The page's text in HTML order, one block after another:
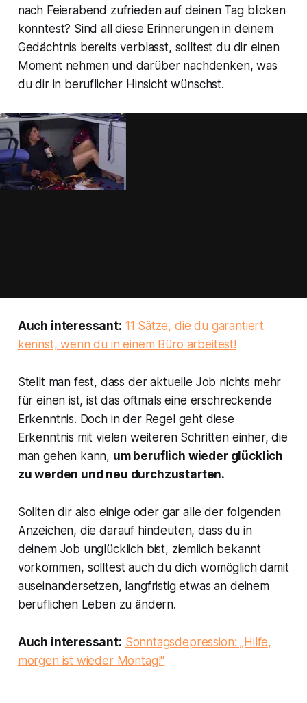
nach Feierabend zufrieden auf deinen Tag blicken
konntest? Sind all diese Erinnerungen in deinem
Gedächtnis bereits verblasst, solltest du dir einen
Moment nehmen und darüber nachdenken, was
du dir in beruflicher Hinsicht wünschst.
Auch interessant: 11 Sätze, die du garantiert
kennst, wenn du in einem Büro arbeitest!
Stellt man fest, dass der aktuelle Job nichts mehr
für einen ist, ist das oftmals eine erschreckende
Erkenntnis. Doch in der Regel geht diese
Erkenntnis mit vielen weiteren Schritten einher, die
man gehen kann, um beruflich wieder glücklich
zu werden und neu durchzustarten.
Sollten dir also einige oder gar alle der folgenden
Anzeichen, die darauf hindeuten, dass du in
deinem Job unglücklich bist, ziemlich bekannt
vorkommen, solltest auch du dich womöglich damit
auseinandersetzen, langfristig etwas an deinem
beruflichen Leben zu ändern.
Auch interessant: Sonntagsdepression: „Hilfe,
morgen ist wieder Montag!“